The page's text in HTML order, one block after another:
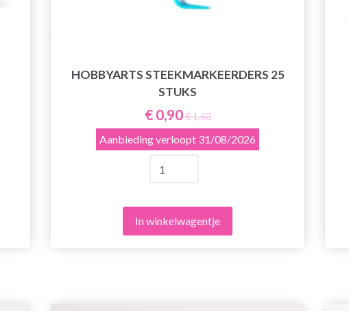
HOBBYARTS STEEKMARKEERDERS 25
STUKS
€ 0,90€ 1,50
Aanbieding verloopt 31/08/2026
In winkelwagentje